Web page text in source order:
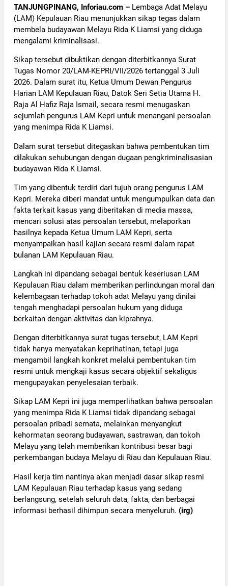
TANJUNGPINANG, Inforiau.com – Lembaga Adat Melayu
(LAM) Kepulauan Riau menunjukkan sikap tegas dalam
membela budayawan Melayu Rida K Liamsi yang diduga
mengalami kriminalisasi.
Sikap tersebut dibuktikan dengan diterbitkannya Surat
Tugas Nomor 20/LAM-KEPRI/VII/2026 tertanggal 3 Juli
2026. Dalam surat itu, Ketua Umum Dewan Pengurus
Harian LAM Kepulauan Riau, Datok Seri Setia Utama H.
Raja Al Hafiz Raja Ismail, secara resmi menugaskan
sejumlah pengurus LAM Kepri untuk menangani persoalan
yang menimpa Rida K Liamsi.
Dalam surat tersebut ditegaskan bahwa pembentukan tim
dilakukan sehubungan dengan dugaan pengkriminalisasian
budayawan Rida K Liamsi.
Tim yang dibentuk terdiri dari tujuh orang pengurus LAM
Kepri. Mereka diberi mandat untuk mengumpulkan data dan
fakta terkait kasus yang diberitakan di media massa,
mencari solusi atas persoalan tersebut, melaporkan
hasilnya kepada Ketua Umum LAM Kepri, serta
menyampaikan hasil kajian secara resmi dalam rapat
bulanan LAM Kepulauan Riau.
Langkah ini dipandang sebagai bentuk keseriusan LAM
Kepulauan Riau dalam memberikan perlindungan moral dan
kelembagaan terhadap tokoh adat Melayu yang dinilai
tengah menghadapi persoalan hukum yang diduga
berkaitan dengan aktivitas dan kiprahnya.
Dengan diterbitkannya surat tugas tersebut, LAM Kepri
tidak hanya menyatakan keprihatinan, tetapi juga
mengambil langkah konkret melalui pembentukan tim
resmi untuk mengkaji kasus secara objektif sekaligus
mengupayakan penyelesaian terbaik.
Sikap LAM Kepri ini juga memperlihatkan bahwa persoalan
yang menimpa Rida K Liamsi tidak dipandang sebagai
persoalan pribadi semata, melainkan menyangkut
kehormatan seorang budayawan, sastrawan, dan tokoh
Melayu yang telah memberikan kontribusi besar bagi
perkembangan budaya Melayu di Riau dan Kepulauan Riau.
Hasil kerja tim nantinya akan menjadi dasar sikap resmi
LAM Kepulauan Riau terhadap kasus yang sedang
berlangsung, setelah seluruh data, fakta, dan berbagai
informasi berhasil dihimpun secara menyeluruh. (irg)